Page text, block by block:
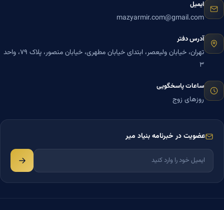
ایمیل
mazyarmir.com@gmail.com
آدرس دفتر
تهران، خیابان ولیعصر، ابتدای خیابان مطهری، خیابان منصور، پلاک ۷۹، واحد
۳
ساعات پاسخگویی
روزهای زوج
عضویت در خبرنامه بنیاد میر